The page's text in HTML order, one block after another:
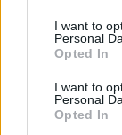
I want to
Personal
Opted In
I want to
Personal
Opted In
PSP apreende
A PSP
Elvas, durante...